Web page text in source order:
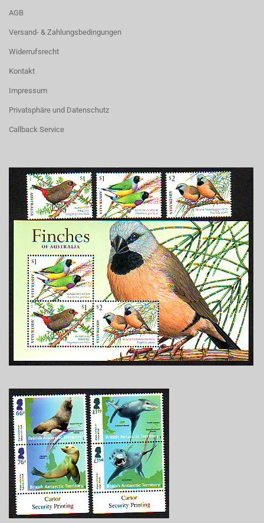
AGB
Versand- & Zahlungsbedingungen
Widerrufsrecht
Kontakt
Impressum
Privatsphäre und Datenschutz
Callback Service